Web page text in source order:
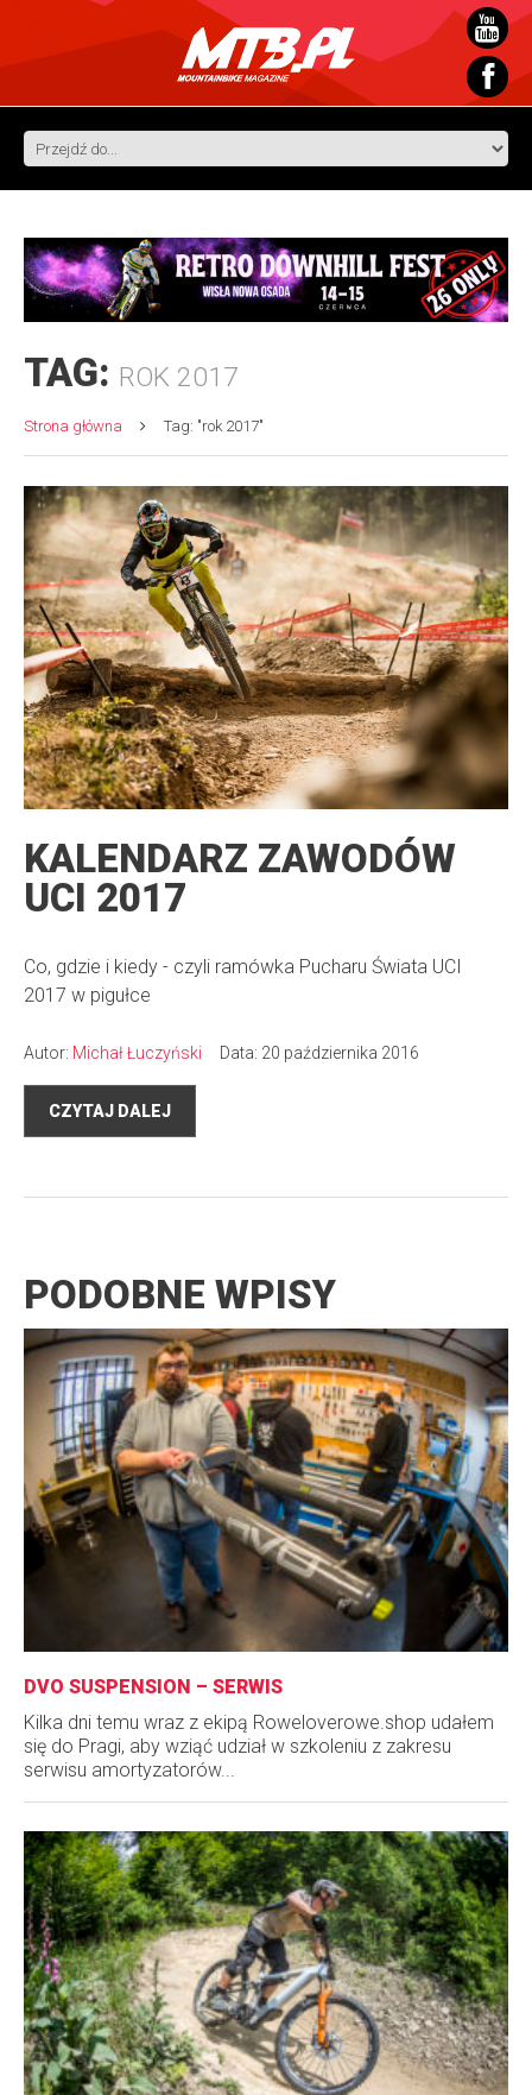
TAG: ROK 2017
Strona główna Tag: "rok 2017"
KALENDARZ ZAWODÓW
UCI 2017
Co, gdzie i kiedy - czyli ramówka Pucharu Świata UCI
2017 w pigułce
Autor: Michał Łuczyński Data: 20 października 2016
CZYTAJ DALEJ
PODOBNE WPISY
DVO SUSPENSION – SERWIS
Kilka dni temu wraz z ekipą Roweloverowe.shop udałem
się do Pragi, aby wziąć udział w szkoleniu z zakresu
serwisu amortyzatorów...